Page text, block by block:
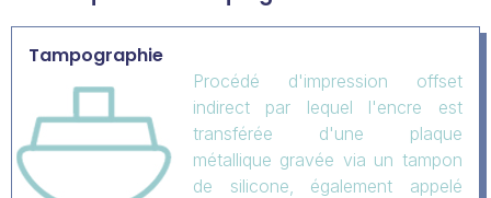
Tampographie
Procédé d'impression offset
indirect par lequel l'encre est
transférée d'une plaque
métallique gravée via un tampon
de silicone, également appelé